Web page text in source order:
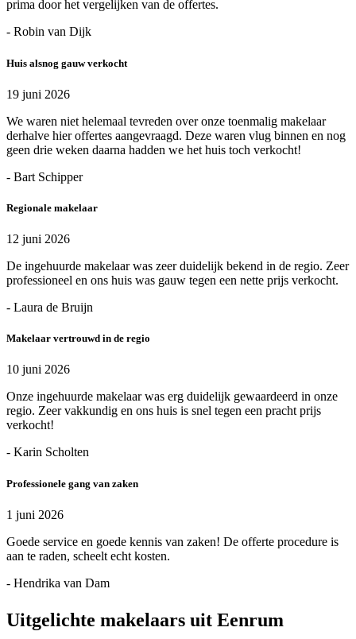
prima door het vergelijken van de offertes.
- Robin van Dijk
Huis alsnog gauw verkocht
19 juni 2026
We waren niet helemaal tevreden over onze toenmalig makelaar
derhalve hier offertes aangevraagd. Deze waren vlug binnen en nog
geen drie weken daarna hadden we het huis toch verkocht!
- Bart Schipper
Regionale makelaar
12 juni 2026
De ingehuurde makelaar was zeer duidelijk bekend in de regio. Zeer
professioneel en ons huis was gauw tegen een nette prijs verkocht.
- Laura de Bruijn
Makelaar vertrouwd in de regio
10 juni 2026
Onze ingehuurde makelaar was erg duidelijk gewaardeerd in onze
regio. Zeer vakkundig en ons huis is snel tegen een pracht prijs
verkocht!
- Karin Scholten
Professionele gang van zaken
1 juni 2026
Goede service en goede kennis van zaken! De offerte procedure is
aan te raden, scheelt echt kosten.
- Hendrika van Dam
Uitgelichte makelaars uit Eenrum